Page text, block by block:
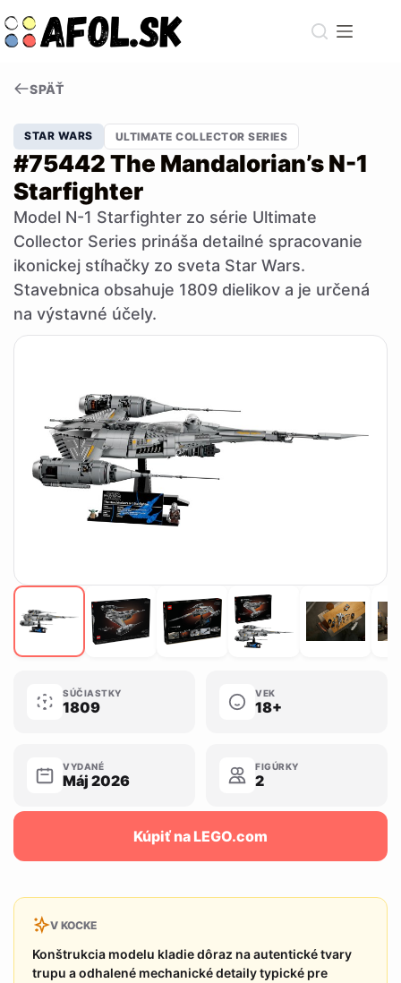
to
content
SPÄŤ
STAR WARS ULTIMATE COLLECTOR SERIES
#75442 The Mandalorian’s N-1
Starfighter
Model N-1 Starfighter zo série Ultimate
Collector Series prináša detailné spracovanie
ikonickej stíhačky zo sveta Star Wars.
Stavebnica obsahuje 1809 dielikov a je určená
na výstavné účely.
SÚČIASTKY
1809
VEK
18+
VYDANÉ
Máj 2026
FIGÚRKY
2
Kúpiť na LEGO.com
V KOCKE
Konštrukcia modelu kladie dôraz na autentické tvary
trupu a odhalené mechanické detaily typické pre